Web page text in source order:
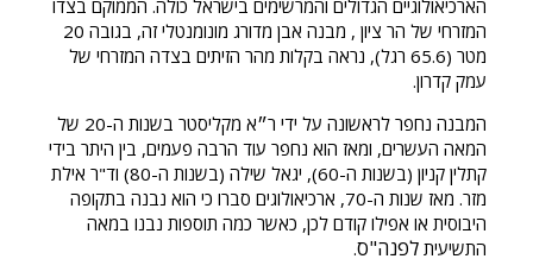
הארכיאולוגיים הגדולים והמרשימים בישראל כולה. הממוקם בצדו
המזרחי של הר ציון , מבנה אבן מדורג מונומנטלי זה, בגובה 20
מטר (65.6 רגל), נראה בקלות מהר הזיתים בצדה המזרחי של
עמק קדרון.
המבנה נחפר לראשונה על ידי ר״א מקליסטר בשנות ה-20 של
המאה העשרים, ומאז הוא נחפר עוד הרבה פעמים, בין היתר בידי
קתלין קניון (בשנות ה-60), יגאל שילה (בשנות ה-80) וד"ר אילת
מזר. מאז שנות ה-70, ארכיאולוגים סברו כי הוא נבנה בתקופה
היבוסית או אפילו קודם לכן, כאשר כמה תוספות נבנו במאה
התשיעית לפנה"ס.